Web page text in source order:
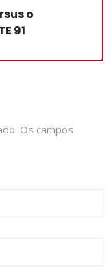
o
91
Os campos